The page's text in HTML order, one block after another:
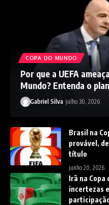
COPA DO MUNDO
Por que a UEFA
Mundo? Entenda o
Gabriel Silva julho 30, 2026
Brasil na
provável,
título
junho 20, 2026
Irã na
incertezas